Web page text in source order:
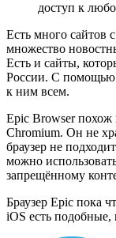
доступ к
Есть много сайтов
множество
Есть и сайты,
России. С помощью
к ним всем.
Epic Browser похож
Chromium. Он не
браузер не
можно
запрещённому
Браузер Epic пока
iOS есть подобные,